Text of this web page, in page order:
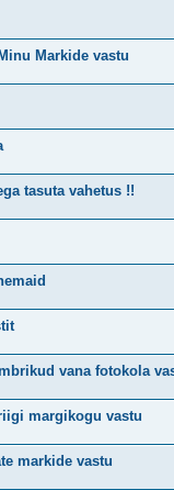
Markide vastu
tasuta vahetus !!
vana fotokola
margikogu vastu
markide vastu